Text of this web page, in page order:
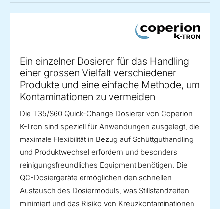
Ein einzelner Dosierer für das Handling
einer grossen Vielfalt verschiedener
Produkte und eine einfache Methode, um
Kontaminationen zu vermeiden
Die T35/S60 Quick-Change Dosierer von Coperion
K-Tron sind speziell für Anwendungen ausgelegt, die
maximale Flexibilität in Bezug auf Schüttguthandling
und Produktwechsel erfordern und besonders
reinigungsfreundliches Equipment benötigen. Die
QC-Dosiergeräte ermöglichen den schnellen
Austausch des Dosiermoduls, was Stillstandzeiten
minimiert und das Risiko von Kreuzkontaminationen